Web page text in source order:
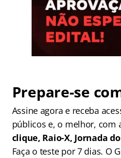
Prepare-se
Assine agora e receba
públicos e, o melhor, com
clique, Raio-X, Jornada
Faça o teste por 7 dias. O